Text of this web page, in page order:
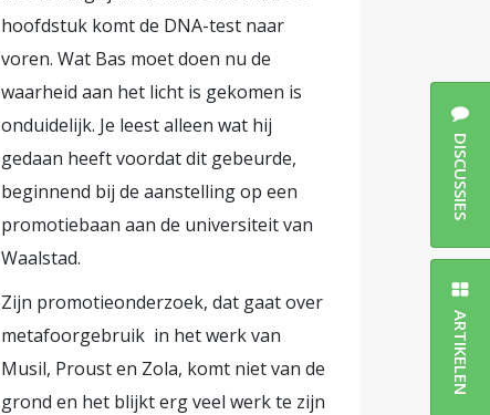
hoofdstuk komt de DNA-test naar
voren. Wat Bas moet doen nu de
waarheid aan het licht is gekomen is
onduidelijk. Je leest alleen wat hij
gedaan heeft voordat dit gebeurde,
beginnend bij de aanstelling op een
promotiebaan aan de universiteit van
Waalstad.
Zijn promotieonderzoek, dat gaat over
metafoorgebruik in het werk van
Musil, Proust en Zola, komt niet van de
grond en het blijkt erg veel werk te zijn
DISCUSSIES
ARTIKELEN